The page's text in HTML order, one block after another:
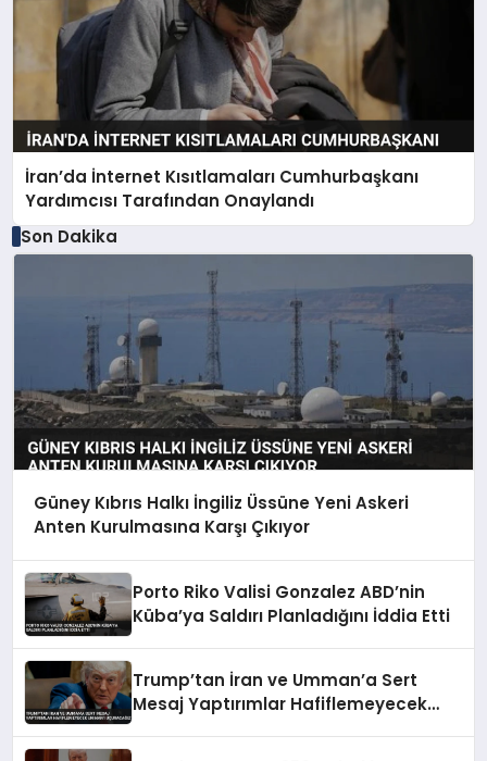
İran’da İnternet Kısıtlamaları Cumhurbaşkanı
Yardımcısı Tarafından Onaylandı
Son Dakika
Güney Kıbrıs Halkı İngiliz Üssüne Yeni Askeri
Anten Kurulmasına Karşı Çıkıyor
Porto Riko Valisi Gonzalez ABD’nin
Küba’ya Saldırı Planladığını İddia Etti
Trump’tan İran ve Umman’a Sert
Mesaj Yaptırımlar Hafiflemeyecek